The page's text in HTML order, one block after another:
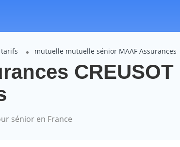
mutuelle mutuelle sénior MAAF Assurances
sénior en France